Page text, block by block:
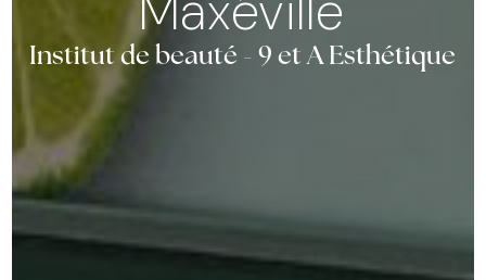
Institut de beauté - 9 et A Esthétique